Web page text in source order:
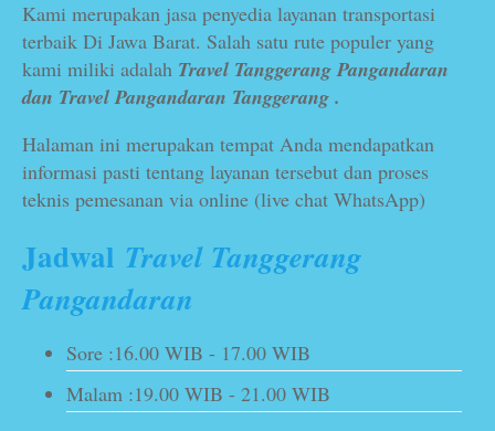
Kami merupakan jasa penyedia layanan transportasi
terbaik Di Jawa Barat. Salah satu rute populer yang
kami miliki adalah Travel Tanggerang Pangandaran
dan Travel Pangandaran Tanggerang .
Halaman ini merupakan tempat Anda mendapatkan
informasi pasti tentang layanan tersebut dan proses
teknis pemesanan via online (live chat WhatsApp)
Jadwal Travel Tanggerang
Pangandaran
Sore :16.00 WIB - 17.00 WIB
Malam :19.00 WIB - 21.00 WIB